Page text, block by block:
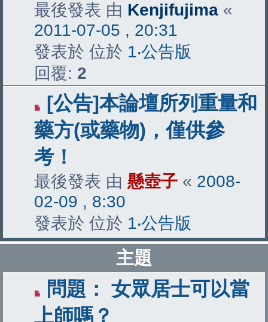
最後發表 由 Kenjifujima «
2011-07-05 , 20:31
發表於 位於 1‧公告版
回覆: 2
[公告]本論壇所列重量和
藥方(或藥物)，僅供參
考！
最後發表 由 懸壺子 « 2008-
02-09 , 8:30
發表於 位於 1‧公告版
主題
問題： 女眾居士可以當
上師嗎？